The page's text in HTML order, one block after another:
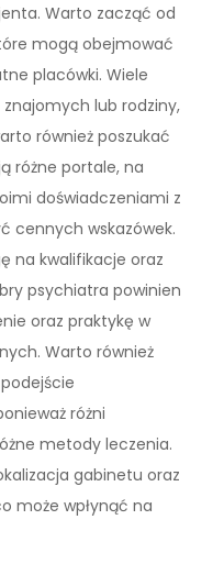
Warto zacząć od
mogą obejmować
placówki. Wiele
lub rodziny,
również poszukać
różne portale, na
doświadczeniami z
cennych wskazówek.
na kwalifikacje oraz
psychiatra powinien
oraz praktykę w
Warto również
różni
metody leczenia.
gabinetu oraz
może wpłynąć na